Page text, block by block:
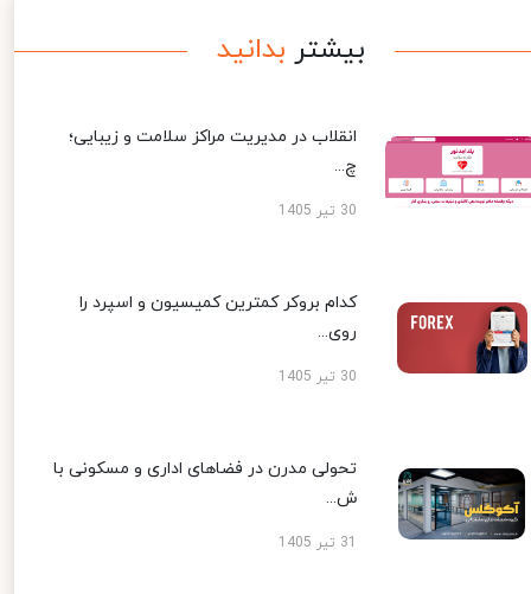
بیشتر بدانید
انقلاب در مدیریت مراکز سلامت و زیبایی؛
چ...
30 تیر 1405
کدام بروکر کمترین کمیسیون و اسپرد را
روی...
30 تیر 1405
تحولی مدرن در فضاهای اداری و مسکونی با
ش...